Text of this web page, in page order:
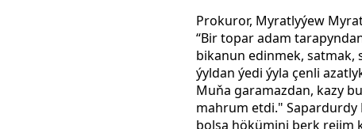
Prokuror, Myratlyýew
“Bir topar adam
bikanun edinmek, satmak,
ýyldan ýedi ýyla çenli
Muňa garamazdan, kazy
mahrum etdi." Sapardurdy
bolsa hökümini berk rejim